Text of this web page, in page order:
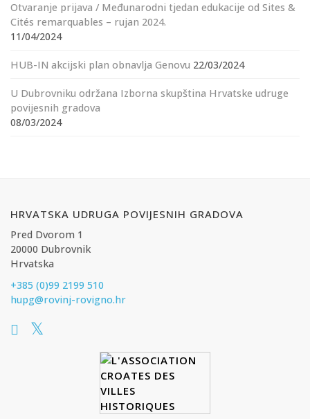
Otvaranje prijava / Međunarodni tjedan edukacije od Sites &
Cités remarquables – rujan 2024.
11/04/2024
HUB-IN akcijski plan obnavlja Genovu 22/03/2024
U Dubrovniku održana Izborna skupština Hrvatske udruge
povijesnih gradova
08/03/2024
HRVATSKA UDRUGA POVIJESNIH GRADOVA
Pred Dvorom 1
20000 Dubrovnik
Hrvatska
+385 (0)99 2199 510
hupg@rovinj-rovigno.hr